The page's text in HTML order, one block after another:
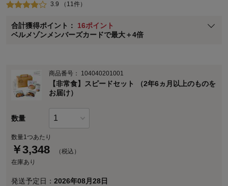
3.9 （11件）
合計獲得ポイント： 16ポイント
ベルメゾンメンバーズカードで最大＋4倍
※メンバーズカードの加算ポイントはステージ倍率適用前の基本ポイント
に対して適用されます。
商品番号： 104040201001
【非常食】スピードセット （2年6ヵ月以上のものを
お届け）
数量
数量1つあたり
￥3,348
（税込）
在庫あり
発送予定日： 2026年08月28日